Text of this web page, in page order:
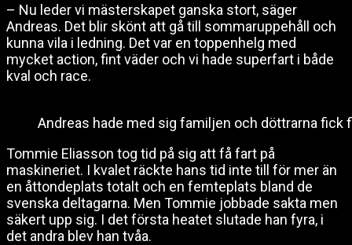
– Nu leder vi mästerskapet ganska stort, säger
Andreas. Det blir skönt att gå till sommaruppehåll och
kunna vila i ledning. Det var en toppenhelg med
mycket action, fint väder och vi hade superfart i både
kval och race.
Andreas hade med sig familjen och döttrarna fick
Tommie Eliasson tog tid på sig att få fart på
maskineriet. I kvalet räckte hans tid inte till för mer än
en åttondeplats totalt och en femteplats bland de
svenska deltagarna. Men Tommie jobbade sakta men
säkert upp sig. I det första heatet slutade han fyra, i
det andra blev han tvåa.